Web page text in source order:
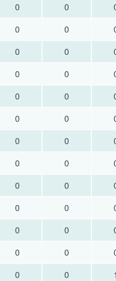
0 0
0 0
0 0
0 0
0 0
0 0
0 0
0 0
0 0
0 0
0 0
0 0
0 0 1